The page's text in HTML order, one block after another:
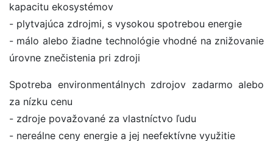
kapacitu ekosystémov
- plytvajúca zdrojmi, s vysokou spotrebou energie
- málo alebo žiadne technológie vhodné na znižovanie
úrovne znečistenia pri zdroji
Spotreba environmentálnych zdrojov zadarmo alebo
za nízku cenu
- zdroje považované za vlastníctvo ľudu
- nereálne ceny energie a jej neefektívne využitie